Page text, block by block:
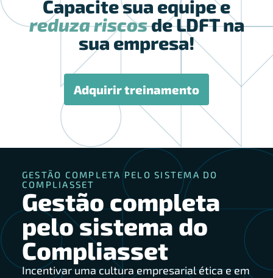
Capacite sua equipe e
reduza riscosde LDFT na
sua empresa!
Adquirir treinamento
GESTÃO COMPLETA PELO SISTEMA DO
COMPLIASSET
Gestão completa
pelo sistema do
Compliasset
Incentivar uma cultura empresarial ética e em